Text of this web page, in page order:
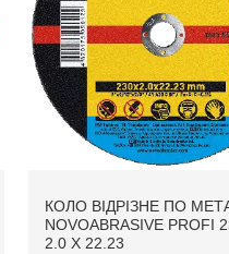
КОЛО ВІДРІЗНЕ ПО
NOVOABRASIVE PROFI
2.0 X 22.23